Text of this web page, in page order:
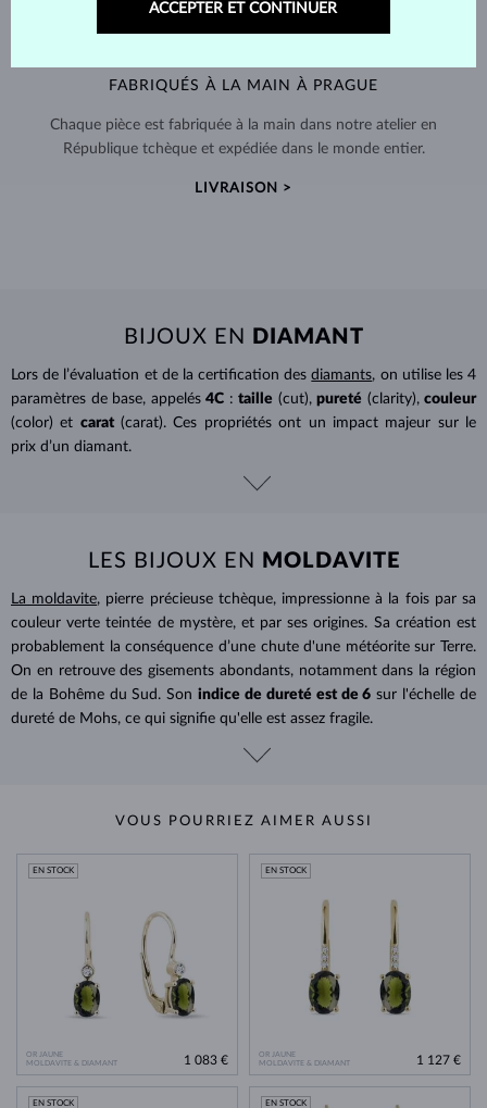
FABRIQUÉS À LA MAIN À PRAGUE
Chaque pièce est fabriquée à la main dans notre atelier en
République tchèque et expédiée dans le monde entier.
LIVRAISON >
BIJOUX EN DIAMANT
Lors de l’évaluation et de la certification desdiamants, on utilise les 4
paramètres de base, appelés 4C : taille (cut), pureté (clarity), couleur
(color) et carat (carat). Ces propriétés ont un impact majeur sur le
prix d’un diamant.
LES BIJOUX EN MOLDAVITE
La moldavite, pierre précieuse tchèque, impressionne à la fois par sa
couleur verte teintée de mystère, et par ses origines. Sa création est
probablement la conséquence d’une chute d'une météorite sur Terre.
On en retrouve des gisements abondants, notamment dans la région
de la Bohême du Sud. Son indice de dureté est de 6 sur l'échelle de
dureté de Mohs, ce qui signifie qu'elle est assez fragile.
VOUS POURRIEZ AIMER AUSSI
OR JAUNE
MOLDAVITE & DIAMANT
EN STOCK
1 083 €
OR JAUNE
MOLDAVITE & DIAMANT
EN STOCK
1 127 €
EN STOCK EN STOCK
ACCEPTER ET CONTINUER